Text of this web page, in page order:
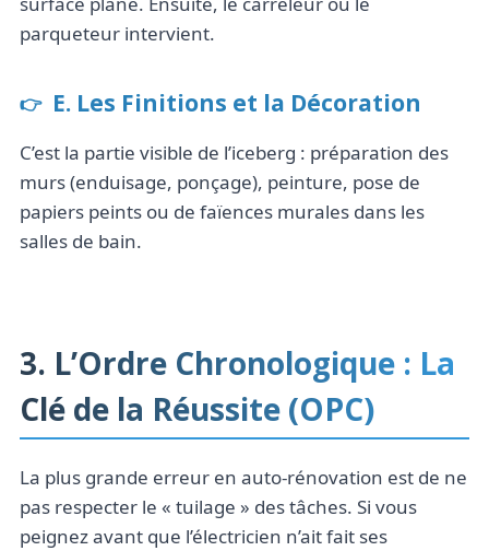
parqueteur intervient.
E. Les Finitions et la Décoration
C’est la partie visible de l’iceberg : préparation des
murs (enduisage, ponçage), peinture, pose de
papiers peints ou de faïences murales dans les
salles de bain.
3. L’Ordre Chronologique : La
Clé de la Réussite (OPC)
La plus grande erreur en auto-rénovation est de ne
pas respecter le « tuilage » des tâches. Si vous
peignez avant que l’électricien n’ait fait ses